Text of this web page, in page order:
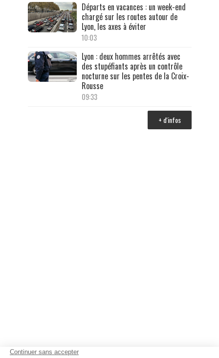
Départs en vacances : un week-end
chargé sur les routes autour de
Lyon, les axes à éviter
10:03
Lyon : deux hommes arrêtés avec
des stupéfiants après un contrôle
nocturne sur les pentes de la Croix-
Rousse
09:33
+ d'infos